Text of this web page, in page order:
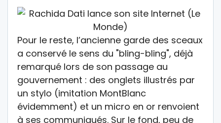
Pour le reste, l’ancienne garde des sceaux
a conservé le sens du "bling-bling", déjà
remarqué lors de son passage au
gouvernement : des onglets illustrés par
un stylo (imitation MontBlanc
évidemment) et un micro en or renvoient
à ses communiqués. Sur le fond, peu de